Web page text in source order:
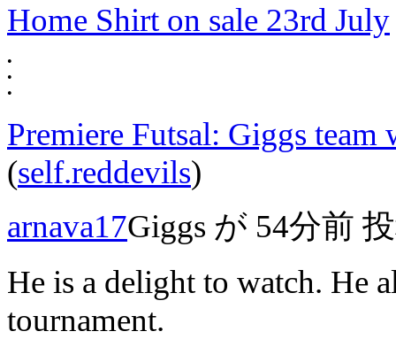
Home Shirt on sale 23rd July
•
•
•
Premiere Futsal: Giggs
(self.reddevils)
arnava17Giggs が 54分前
He is a delight to watch. He
tournament.